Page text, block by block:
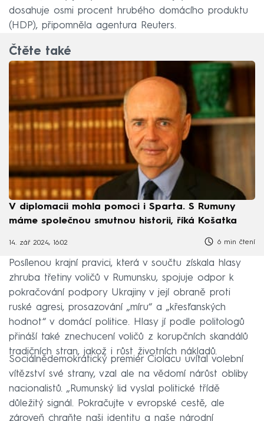
dosahuje osmi procent hrubého domácího produktu
(HDP), připomněla agentura Reuters.
Čtěte také
V diplomacii mohla pomoci i Sparta. S Rumuny
máme společnou smutnou historii, říká Košatka
14. zář 2024, 16:02 6 min čtení
Posílenou krajní pravici, která v součtu získala hlasy
zhruba třetiny voličů v Rumunsku, spojuje odpor k
pokračování podpory Ukrajiny v její obraně proti
ruské agresi, prosazování „míru“ a „křesťanských
hodnot“ v domácí politice. Hlasy jí podle politologů
přináší také znechucení voličů z korupčních skandálů
tradičních stran, jakož i růst životních nákladů.
Sociálnědemokratický premiér Ciolacu uvítal volební
vítězství své strany, vzal ale na vědomí nárůst obliby
nacionalistů. „Rumunský lid vyslal politické třídě
důležitý signál. Pokračujte v evropské cestě, ale
zároveň chraňte naši identitu a naše národní